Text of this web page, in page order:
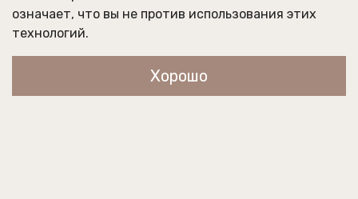
Г. САНКТ-ПЕТЕРБУРГ
означает, что вы не против использования этих
технологий.
Хорошо